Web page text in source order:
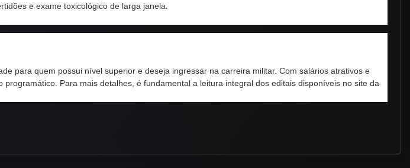
e exame toxicológico de larga janela.
para quem possui nível superior e deseja ingressar na carreira militar. Com salários atrativos e
Para mais detalhes, é fundamental a leitura integral dos editais disponíveis no site da